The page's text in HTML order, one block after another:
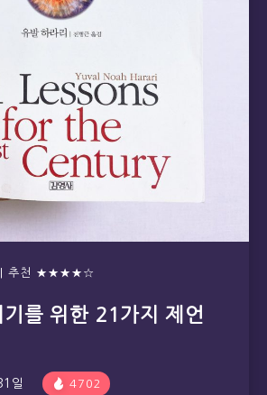
| 추천 ★★★★☆
기를 위한 21가지 제언
일 4702